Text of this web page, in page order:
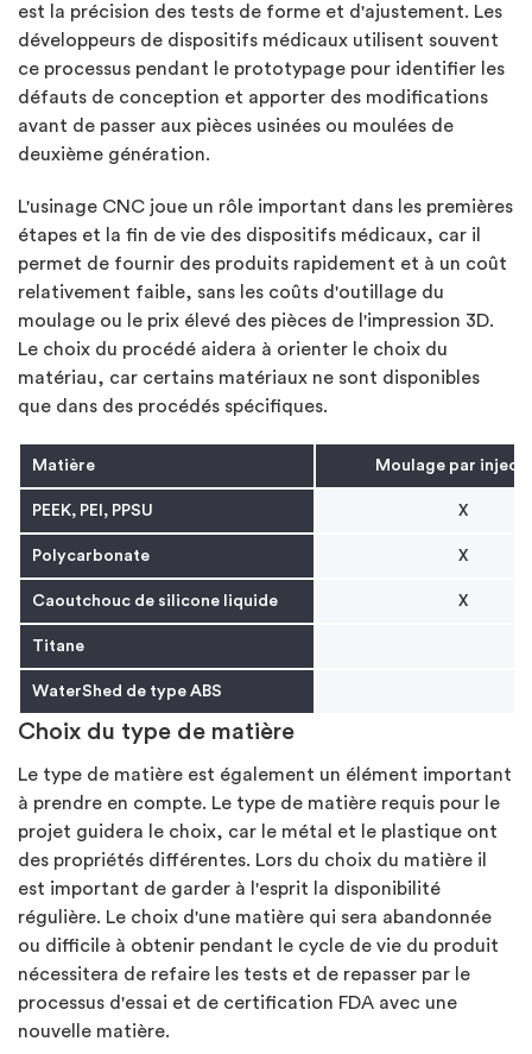
est la précision des tests de forme et d'ajustement. Les
développeurs de dispositifs médicaux utilisent souvent
ce processus pendant le prototypage pour identifier les
défauts de conception et apporter des modifications
avant de passer aux pièces usinées ou moulées de
deuxième génération.
L'usinage CNC joue un rôle important dans les premières
étapes et la fin de vie des dispositifs médicaux, car il
permet de fournir des produits rapidement et à un coût
relativement faible, sans les coûts d'outillage du
moulage ou le prix élevé des pièces de l'impression 3D.
Le choix du procédé aidera à orienter le choix du
matériau, car certains matériaux ne sont disponibles
que dans des procédés spécifiques.
Matière Moulage par
PEEK, PEI, PPSU X
Polycarbonate X
Caoutchouc de silicone liquide X
Titane
WaterShed de type ABS
Choix du type de matière
Le type de matière est également un élément important
à prendre en compte. Le type de matière requis pour le
projet guidera le choix, car le métal et le plastique ont
des propriétés différentes. Lors du choix du matière il
est important de garder à l'esprit la disponibilité
régulière. Le choix d'une matière qui sera abandonnée
ou difficile à obtenir pendant le cycle de vie du produit
nécessitera de refaire les tests et de repasser par le
processus d'essai et de certification FDA avec une
nouvelle matière.